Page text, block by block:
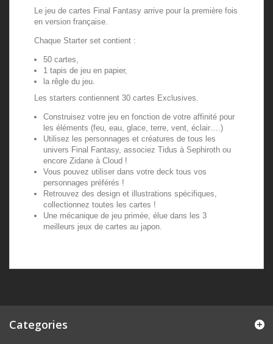
Le jeu de cartes Final Fantasy arrive pour la première fois
en version française.
Chaque Starter set contient :
50 cartes,
1 tapis de jeu en papier,
la rêgle du jeu.
Les starters contiennent 30 cartes Exclusives.
Construisez votre jeu en fonction de votre affinité pour
les éléments (feu, eau, glace, terre, vent, éclair….)
Utilisez les personnages et créatures de tous les
univers Final Fantasy, associez Tidus à Sephiroth ou
encore Zidane à Cloud !
Vous pouvez utiliser dans votre deck tous vos
personnages préférés !
Retrouvez des design et illustrations spécifiques,
collectionnez toutes les cartes !
Une mécanique de jeu primée, élue dans les 3
meilleurs jeux de cartes au japon.
Categories